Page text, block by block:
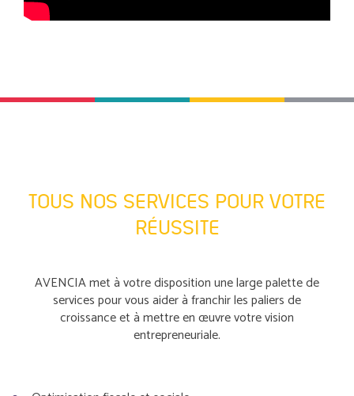
TOUS NOS SERVICES POUR VOTRE
RÉUSSITE
AVENCIA met à votre disposition une large palette de
services pour vous aider à franchir les paliers de
croissance et à mettre en œuvre votre vision
entrepreneuriale.